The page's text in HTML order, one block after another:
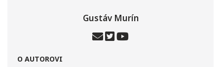
Gustáv Murín
O AUTOROVI